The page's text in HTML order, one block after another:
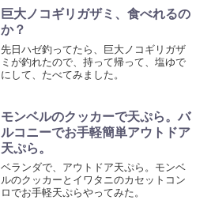
巨大ノコギリガザミ、食べれるの
か？
先日ハゼ釣ってたら、巨大ノコギリガザ
ミが釣れたので、持って帰って、塩ゆで
にして、たべてみました。
モンベルのクッカーで天ぷら。バ
ルコニーでお手軽簡単アウトドア
天ぷら。
ベランダで、アウトドア天ぷら。モンベ
ルのクッカーとイワタニのカセットコン
ロでお手軽天ぷらやってみた。